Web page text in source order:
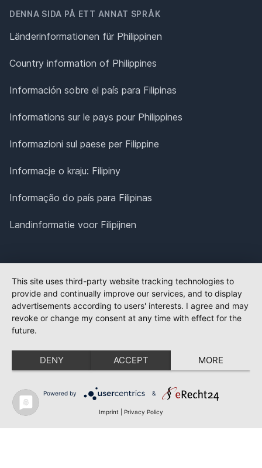
DENNA SIDA PÅ ETT ANNAT SPRÅK
Länderinformationen für Philippinen
Country information of Philippines
Información sobre el país para Filipinas
Informations sur le pays pour Philippines
Informazioni sul paese per Filippine
Informacje o kraju: Filipiny
Informação do país para Filipinas
Landinformatie voor Filipijnen
This site uses third-party website tracking technologies to
provide and continually improve our services, and to display
advertisements according to users' interests. I agree and may
revoke or change my consent at any time with effect for the
future.
DENY ACCEPT MORE
Powered by &
Imprint Privacy Policy